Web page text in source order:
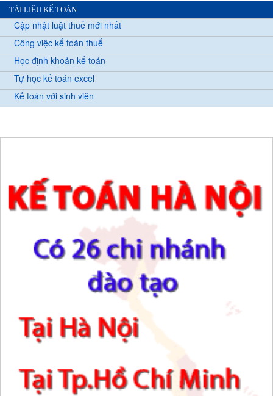
TÀI LIỆU KẾ TOÁN
Cập nhật luật thuế mới nhất
Công việc kế toán thuế
Học định khoản kế toán
Tự học kế toán excel
Kế toán với sinh viên